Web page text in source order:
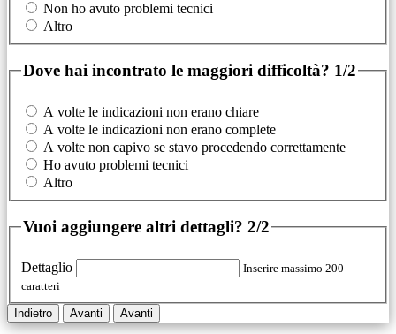
Non ho avuto problemi tecnici
Altro
Dove hai incontrato le maggiori difficoltà? 1/2
A volte le indicazioni non erano chiare
A volte le indicazioni non erano complete
A volte non capivo se stavo procedendo correttamente
Ho avuto problemi tecnici
Altro
Vuoi aggiungere altri dettagli? 2/2
Dettaglio
Inserire massimo 200
caratteri
Indietro Avanti Avanti